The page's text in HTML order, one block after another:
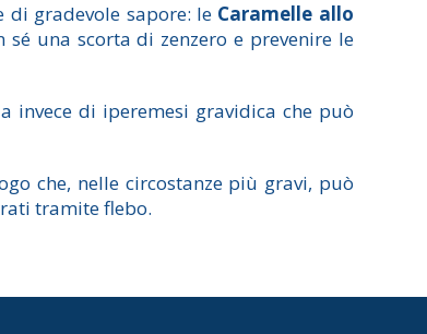
gradevole sapore: le Caramelle allo
una scorta di zenzero e prevenire le
di iperemesi gravidica che può
che, nelle circostanze più gravi, può
tramite flebo.